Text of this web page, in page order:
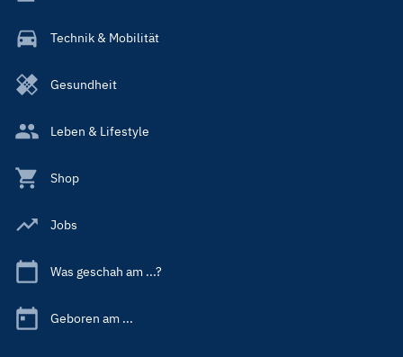
Technik & Mobilität
Gesundheit
Leben & Lifestyle
Shop
Jobs
Was geschah am ...?
Geboren am ...